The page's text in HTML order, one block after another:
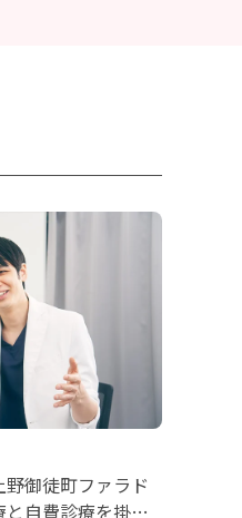
御徒町ファラド
自費診療を掛け